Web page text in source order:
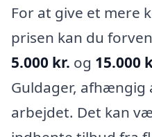
For at give et mere
prisen kan du
5.000 kr. og 15.000
Guldager, afhængig
arbejdet. Det kan